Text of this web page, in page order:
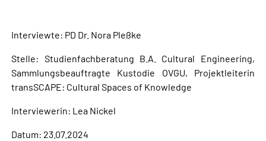
Interviewte: PD Dr. Nora Pleßke
Stelle: Studienfachberatung B.A. Cultural Engineering,
Sammlungsbeauftragte Kustodie OVGU, Projektleiterin
transSCAPE: Cultural Spaces of Knowledge
Interviewerin: Lea Nickel
Datum: 23.07.2024